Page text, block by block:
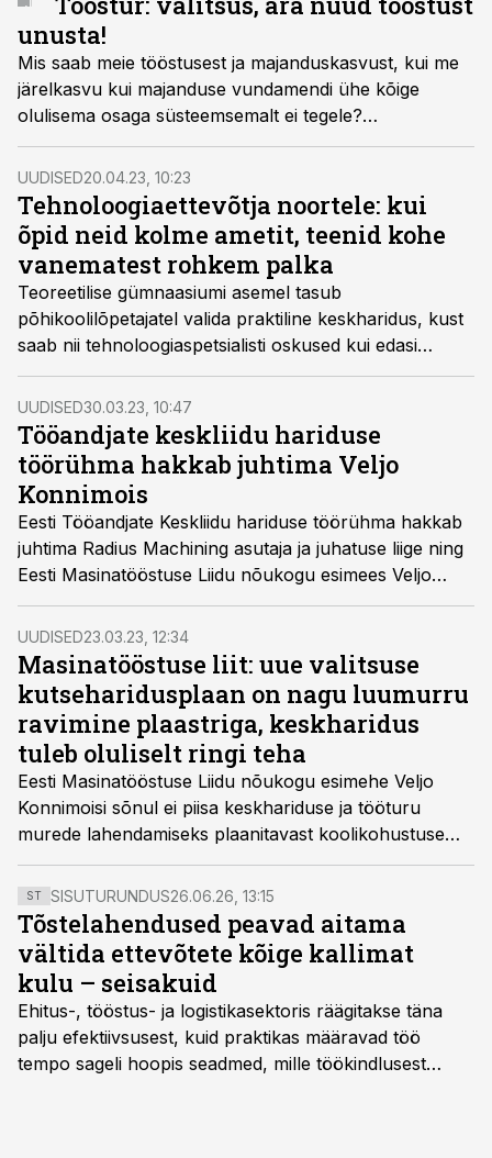
unusta!
Mis saab meie tööstusest ja majanduskasvust, kui me
järelkasvu kui majanduse vundamendi ühe kõige
olulisema osaga süsteemsemalt ei tegele?
"Tööstusuudised eetris" saates on külas Eesti
Masinatööstuse Liidu nõukogu esimees ja
tehnoloogiaettevõtte Radius Machining asutaja Veljo
Konnimois, kellega räägime haridusest ja järelkasvust.
UUDISED20.04.23, 10:23
Tehnoloogiaettevõtja noortele: kui
õpid neid kolme ametit, teenid kohe
vanematest rohkem palka
Teoreetilise gümnaasiumi asemel tasub
põhikoolilõpetajatel valida praktiline keskharidus, kust
saab nii tehnoloogiaspetsialisti oskused kui edasi
ülikooli minna, soovitab kosmose- ja
tuumatehnoloogia detaile valmistava Radius
Machiningu asutaja Veljo Konnimois.
UUDISED30.03.23, 10:47
Tööandjate keskliidu hariduse
töörühma hakkab juhtima Veljo
Konnimois
Eesti Tööandjate Keskliidu hariduse töörühma hakkab
juhtima Radius Machining asutaja ja juhatuse liige ning
Eesti Masinatööstuse Liidu nõukogu esimees Veljo
Konnimois.
UUDISED23.03.23, 12:34
Masinatööstuse liit: uue valitsuse
kutseharidusplaan on nagu luumurru
ravimine plaastriga, keskharidus
tuleb oluliselt ringi teha
Eesti Masinatööstuse Liidu nõukogu esimehe Veljo
Konnimoisi sõnul ei piisa keskhariduse ja tööturu
murede lahendamiseks plaanitavast koolikohustuse
pikendamisest, vaid üld- ja kutsekeskharidus tuleb liita,
et iga noor saaks nii spetsialistioskused kui ka
võimaluse jätkata ülikoolis.
ST SISUTURUNDUS26.06.26, 13:15
Tõstelahendused peavad aitama
vältida ettevõtete kõige kallimat
kulu – seisakuid
Ehitus-, tööstus- ja logistikasektoris räägitakse täna
palju efektiivsusest, kuid praktikas määravad töö
tempo sageli hoopis seadmed, mille töökindlusest